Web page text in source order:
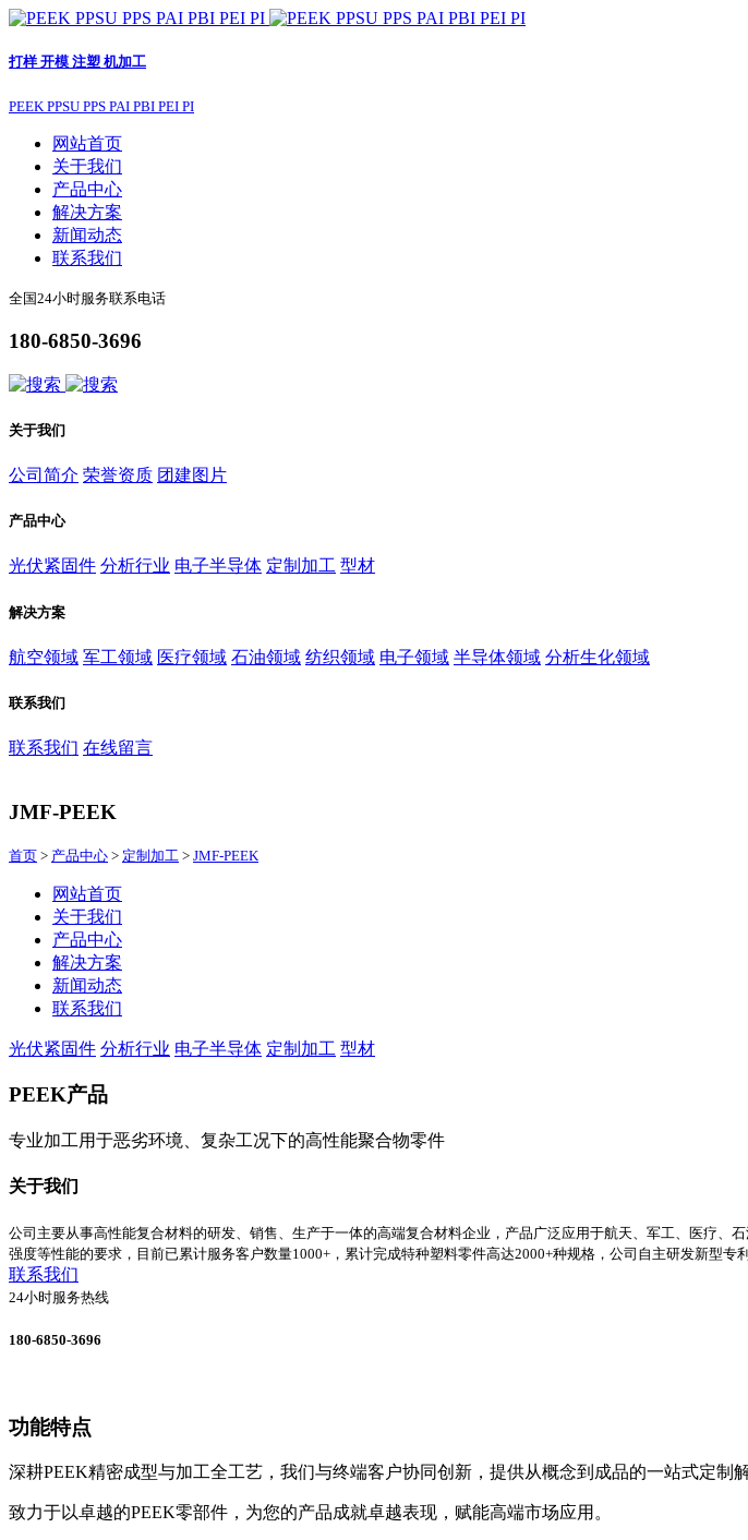
打样 开模 注塑 机加工
PEEK PPSU PPS PAI PBI PEI PI
网站首页
关于我们
产品中心
解决方案
新闻动态
联系我们
全国24小时服务联系电话
180-6850-3696
关于我们
公司简介 荣誉资质 团建图片
产品中心
光伏紧固件 分析行业 电子半导体 定制加工 型材
解决方案
航空领域 军工领域 医疗领域 石油领域 纺织领域 电子领域 半导体领域 分析生化领域
联系我们
联系我们 在线留言
JMF-PEEK
首页 > 产品中心 > 定制加工 > JMF-PEEK
网站首页
关于我们
产品中心
解决方案
新闻动态
联系我们
光伏紧固件 分析行业 电子半导体 定制加工 型材
PEEK产品
专业加工用于恶劣环境、复杂工况下的高性能聚合物零件
关于我们
公司主要从事高性能复合材料的研发、销售、生产于一体的高端复合材料企业，产品广泛应用于航天、军工、医疗
强度等性能的要求，目前已累计服务客户数量1000+，累计完成特种塑料零件高达2000+种规格，公司自主研发新型专
联系我们
24小时服务热线
180-6850-3696
功能特点
深耕PEEK精密成型与加工全工艺，我们与终端客户协同创新，提供从概念到成品的一站式定制解
致力于以卓越的PEEK零部件，为您的产品成就卓越表现，赋能高端市场应用。